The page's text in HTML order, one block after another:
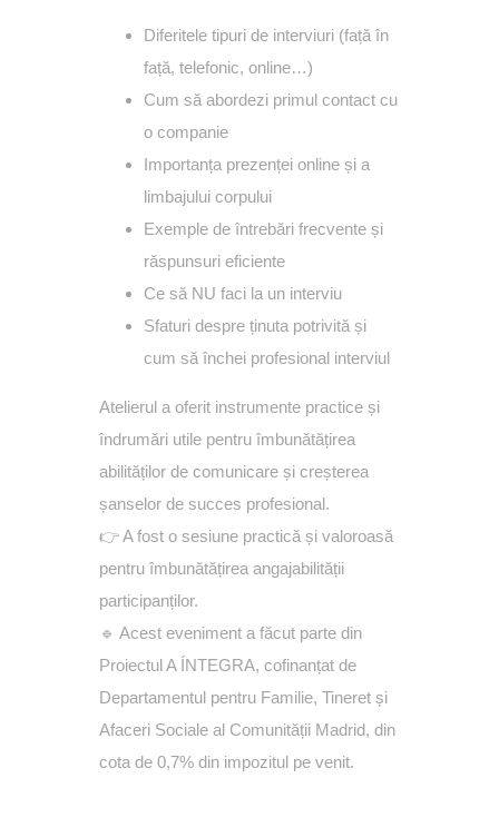
Diferitele tipuri de interviuri (față în
față, telefonic, online…)
Cum să abordezi primul contact cu
o companie
Importanța prezenței online și a
limbajului corpului
Exemple de întrebări frecvente și
răspunsuri eficiente
Ce să NU faci la un interviu
Sfaturi despre ținuta potrivită și
cum să închei profesional interviul
Atelierul a oferit instrumente practice și
îndrumări utile pentru îmbunătățirea
abilităților de comunicare și creșterea
șanselor de succes profesional.
👉 A fost o sesiune practică și valoroasă
pentru îmbunătățirea angajabilității
participanților.
🔹 Acest eveniment a făcut parte din
Proiectul A ÍNTEGRA, cofinanțat de
Departamentul pentru Familie, Tineret și
Afaceri Sociale al Comunității Madrid, din
cota de 0,7% din impozitul pe venit.